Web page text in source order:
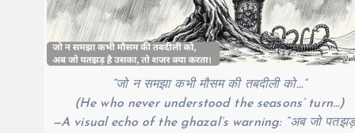
“जो न समझा कभी मौसम की तबदीली को…”
(He who never understood the seasons’ turn…)
—A visual echo of the ghazal’s warning: “अब जो